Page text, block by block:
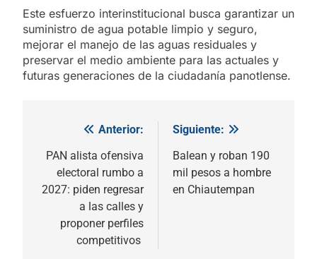
Este esfuerzo interinstitucional busca garantizar un
suministro de agua potable limpio y seguro,
mejorar el manejo de las aguas residuales y
preservar el medio ambiente para las actuales y
futuras generaciones de la ciudadanía panotlense.
Navegación
de
entradas
Anterior:
PAN alista ofensiva
electoral rumbo a
2027: piden regresar
a las calles y
proponer perfiles
competitivos
Siguiente:
Balean y roban 190
mil pesos a hombre
en Chiautempan